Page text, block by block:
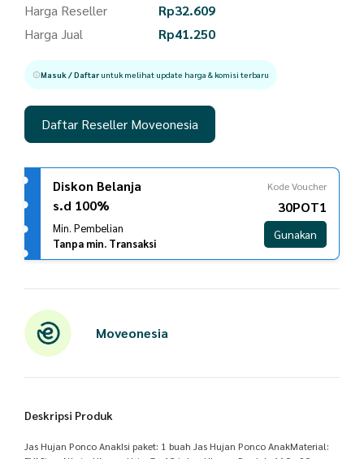
Harga Reseller Rp32.609
Harga Jual
Rp41.250
Masuk / Daftaruntuk melihat update harga & komisi terbaru
Daftar Reseller Moveonesia
Diskon Belanja
s.d 100%
Min. Pembelian
Tanpa min. Transaksi
Kode Voucher
30POT1
Gunakan
Moveonesia
Deskripsi Produk
Jas Hujan Ponco AnakIsi paket: 1 buah Jas Hujan Ponco AnakMaterial: